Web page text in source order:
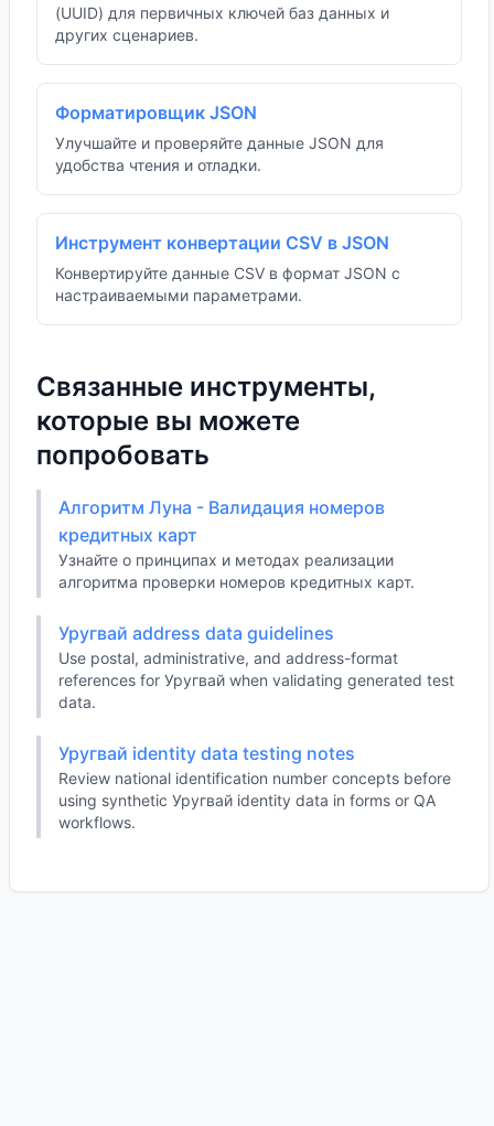
(UUID) для первичных ключей баз данных и
других сценариев.
Форматировщик JSON
Улучшайте и проверяйте данные JSON для
удобства чтения и отладки.
Инструмент конвертации CSV в JSON
Конвертируйте данные CSV в формат JSON с
настраиваемыми параметрами.
Связанные инструменты,
которые вы можете
попробовать
Алгоритм Луна - Валидация номеров
кредитных карт
Узнайте о принципах и методах реализации
алгоритма проверки номеров кредитных карт.
Уругвай address data guidelines
Use postal, administrative, and address-format
references for Уругвай when validating generated test
data.
Уругвай identity data testing notes
Review national identification number concepts before
using synthetic Уругвай identity data in forms or QA
workflows.